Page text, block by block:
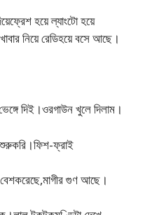
হয়ে ল্যাংটো হয়ে
নিয়ে রেডিহয়ে বসে আছে।
দিই।ওরগাউন খুলে দিলাম।
শুরুকরি।ফিশ-ফ্রাই
গুণ আছে।